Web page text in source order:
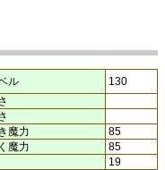
ル
130
魔力
85
魔力
85
19